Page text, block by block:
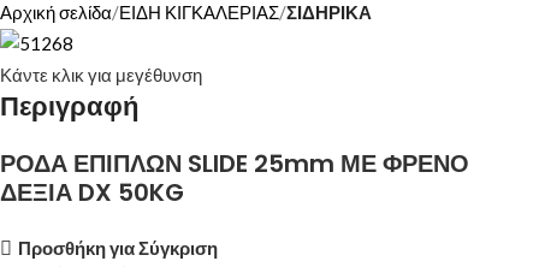
Αρχική σελίδα ΕΙΔΗ ΚΙΓΚΑΛΕΡΙΑΣ ΣΙΔΗΡΙΚΑ
Κάντε κλικ για μεγέθυνση
Περιγραφή
ΡΟΔΑ ΕΠΙΠΛΩΝ SLIDE 25mm ΜΕ ΦΡΕΝΟ
ΔΕΞΙΑ DX 50KG
Προσθήκη για Σύγκριση